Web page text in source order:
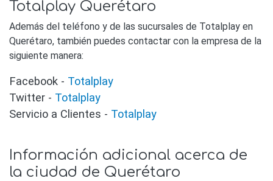
Totalplay Querétaro
Además del teléfono y de las sucursales de Totalplay en
Querétaro, también puedes contactar con la empresa de la
siguiente manera:
Facebook - Totalplay
Twitter - Totalplay
Servicio a Clientes - Totalplay
Información adicional acerca de
la ciudad de Querétaro